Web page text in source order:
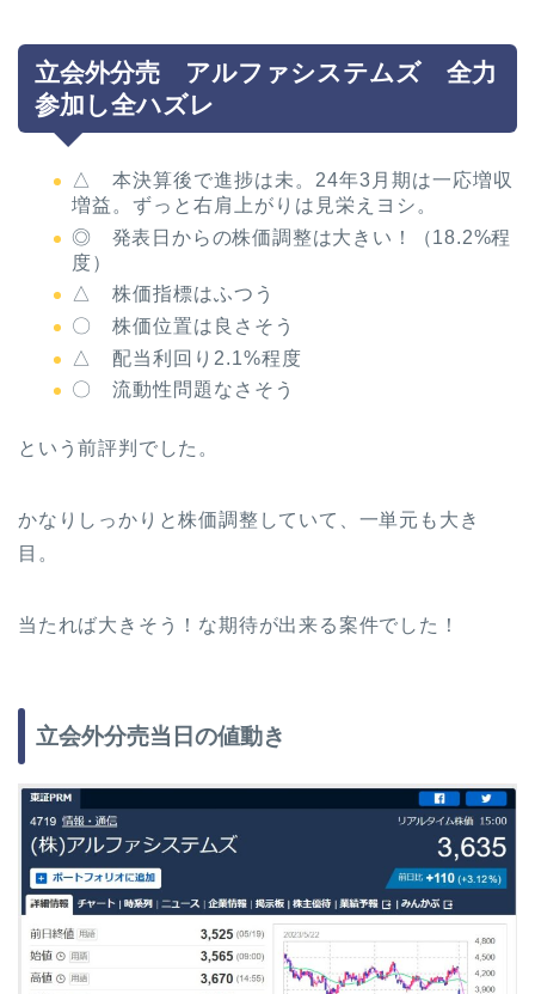
立会外分売 アルファシステムズ 全力
参加し全ハズレ
△ 本決算後で進捗は未。24年3月期は一応増収
増益。ずっと右肩上がりは見栄えヨシ。
◎ 発表日からの株価調整は大きい！（18.2%程
度）
△ 株価指標はふつう
〇 株価位置は良さそう
△ 配当利回り2.1%程度
〇 流動性問題なさそう
という前評判でした。
かなりしっかりと株価調整していて、一単元も大き
目。
当たれば大きそう！な期待が出来る案件でした！
立会外分売当日の値動き